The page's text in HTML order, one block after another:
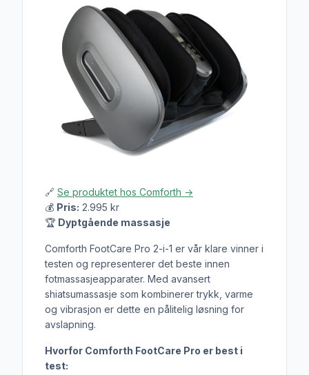
🔗 Se produktet hos Comforth →
💰 Pris: 2.995 kr
🏆 Dyptgående massasje
Comforth FootCare Pro 2-i-1 er vår klare vinner i
testen og representerer det beste innen
fotmassasjeapparater. Med avansert
shiatsumassasje som kombinerer trykk, varme
og vibrasjon er dette en pålitelig løsning for
avslapning.
Hvorfor Comforth FootCare Pro er best i
test: